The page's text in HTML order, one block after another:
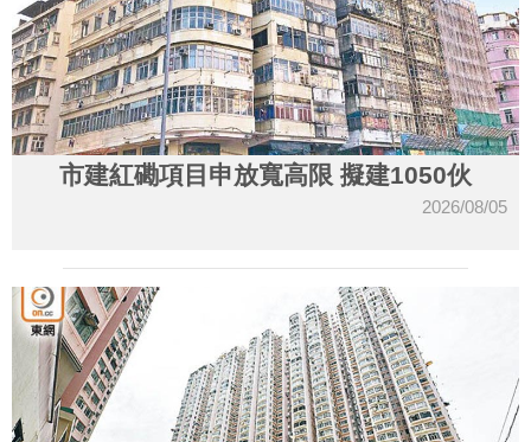
市建紅磡項目申放寬高限 擬建1050伙
2026/08/05